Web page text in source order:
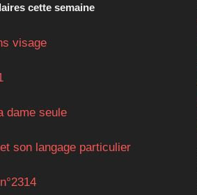
cette semaine
visage
dame seule
son langage particulier